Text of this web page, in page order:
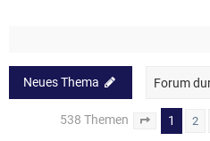
Neues Thema
538 Themen Seite von
1 2